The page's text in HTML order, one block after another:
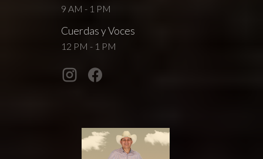
9 AM - 1 PM
Cuerdas y Voces
12 PM - 1 PM